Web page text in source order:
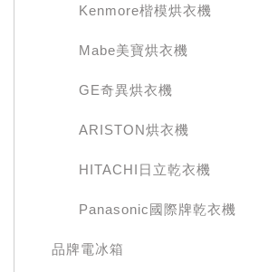
Kenmore楷模烘衣機
Mabe美寶烘衣機
GE奇異烘衣機
ARISTON烘衣機
HITACHI日立乾衣機
Panasonic國際牌乾衣機
品牌電冰箱